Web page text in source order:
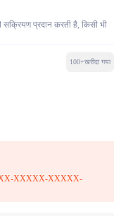
प्रदान करती है, किसी भी
100+खरीदा गया
XXXXX-XXXXX-